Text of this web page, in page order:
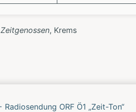
, Krems
Radiosendung ORF Ö1 „Zeit-Ton“